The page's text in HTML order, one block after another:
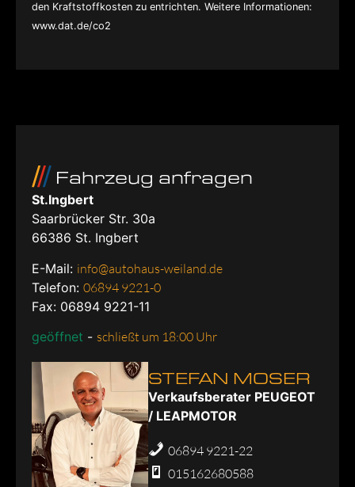
den Kraftstoffkosten zu entrichten. Weitere Informationen:
www.dat.de/co2
Fahrzeug anfragen
St.Ingbert
Saarbrücker Str. 30a
66386 St. Ingbert
E-Mail: info@autohaus-weiland.de
Telefon: 06894 9221-0
Fax: 06894 9221-11
geöffnet - schließt um 18:00 Uhr
STEFAN MOSER
Verkaufsberater PEUGEOT
/ LEAPMOTOR
06894 9221-22
015162680588